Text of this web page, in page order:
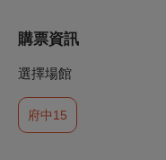
購票資訊
選擇場館
府中15